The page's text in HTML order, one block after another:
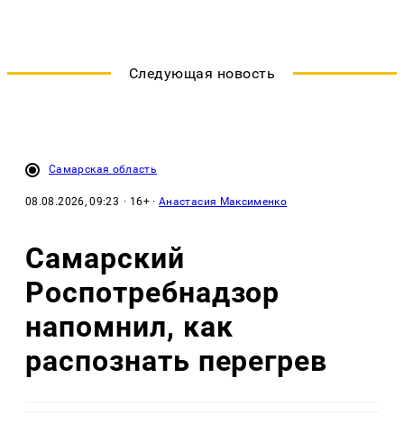
Следующая новость
Самарская область
08.08.2026, 09:23 · 16+ ·Анастасия Максименко
Самарский
Роспотребнадзор
напомнил, как
распознать перегрев